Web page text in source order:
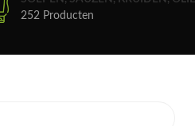
252 Producten